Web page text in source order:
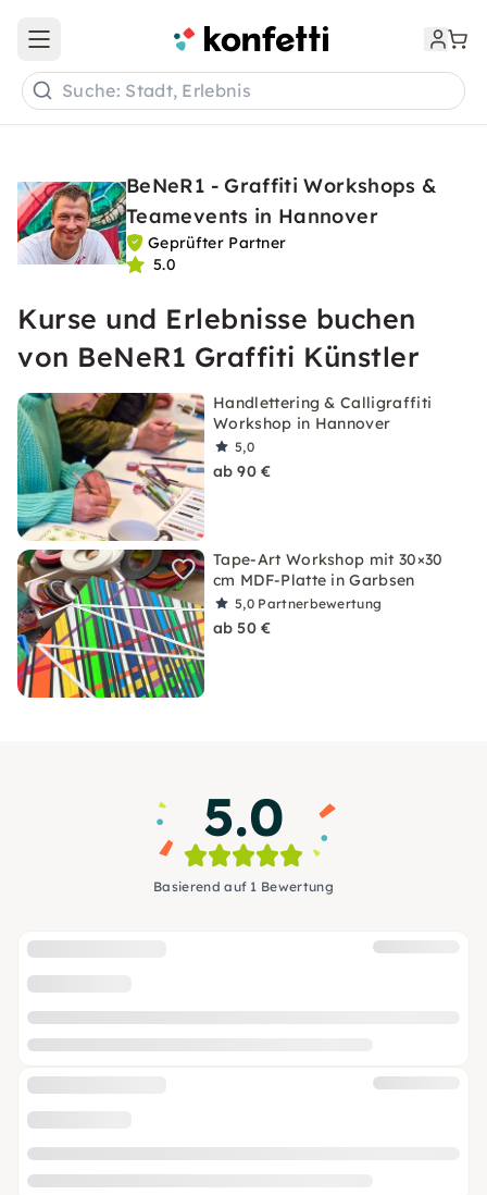
Open main menu
Suche: Stadt, Erlebnis
BeNeR1 - Graffiti Workshops &
Teamevents in Hannover
Geprüfter Partner
5.0
Kurse und Erlebnisse buchen
von BeNeR1 Graffiti Künstler
Handlettering & Calligraffiti
Workshop in Hannover
5,0
ab 90 €
Tape-Art Workshop mit 30×30
cm MDF-Platte in Garbsen
5,0 Partnerbewertung
ab 50 €
5.0
Basierend auf 1 Bewertung